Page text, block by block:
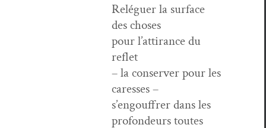
Reléguer la sur­face
des choses
pour l’at­ti­rance du
reflet
– la con­serv­er pour les
caresses –
s’en­gouf­fr­er dans les
pro­fondeurs toutes